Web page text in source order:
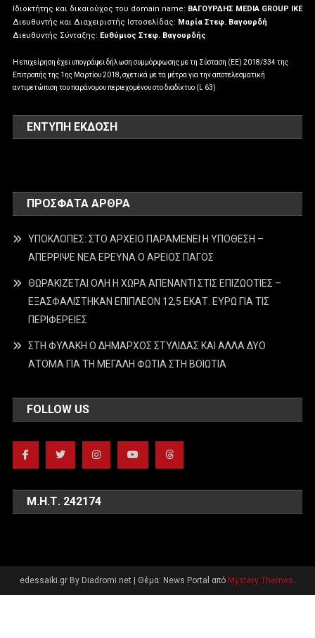
Ιδιοκτήτης και δικαιούχος του domain name: ΒΑΓΟΥΡΔΗΣ MEDIA GROUP IKE
Διευθυντής και Διαχειριστής Ιστοσελίδας: Μαρία Στεφ. Βαγουρδή
Διευθυντής Σύνταξης: Ευθύμιος Στεφ. Βαγουρδής
Η επιχείρηση έχει υπογράψει δήλωση συμμόρφωσης με τη Σύσταση (ΕΕ) 2018/334 της
Επιτροπής της 1ης Μαρτίου 2018, σχετικά με τα μέτρα για την αποτελεσματική
αντιμετώπιση του παράνομου περιεχομένου στο διαδίκτυο (L 63)
ΕΝΤΥΠΗ ΕΚΔΟΣΗ
ΠΡΌΣΦΑΤΑ ΆΡΘΡΑ
ΥΠΟΚΛΟΠΕΣ: ΣΤΟ ΑΡΧΕΙΟ ΠΑΡΑΜΕΝΕΙ Η ΥΠΟΘΕΣΗ –
ΑΠΕΡΡΙΨΕ ΝΕΑ ΕΡΕΥΝΑ Ο ΑΡΕΙΟΣ ΠΑΓΟΣ
ΘΩΡΑΚΙΖΕΤΑΙ ΟΛΗ Η ΧΩΡΑ ΑΠΕΝΑΝΤΙ ΣΤΙΣ ΕΠΙΖΩΟΤΙΕΣ –
ΕΞΑΣΦΑΛΙΣΤΗΚΑΝ ΕΠΙΠΛΕΟΝ 12,5 ΕΚΑΤ. ΕΥΡΩ ΓΙΑ ΤΙΣ
ΠΕΡΙΦΕΡΕΙΕΣ
ΣΤΗ ΦΥΛΑΚΗ Ο ΔΗΜΑΡΧΟΣ ΣΤΥΛΙΔΑΣ ΚΑΙ ΑΛΛΑ ΔΥΟ
ΑΤΟΜΑ ΓΙΑ ΤΗ ΜΕΓΑΛΗ ΦΩΤΙΑ ΣΤΗ ΒΟΙΩΤΙΑ
FOLLOW US
Μ.Η.Τ. 242174
edessaiki.gr By Diadromi.net Θέμα: News Portal από Mystery Themes.